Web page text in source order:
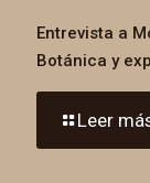
Entrevista a
Botánica y
Leer